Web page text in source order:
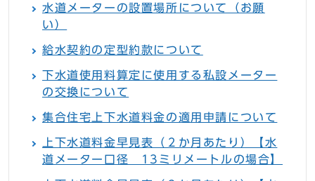
水道メーターの設置場所について（お願
い）
給水契約の定型約款について
下水道使用料算定に使用する私設メーター
の交換について
集合住宅上下水道料金の適用申請について
上下水道料金早見表（２か月あたり）【水
道メーター口径 13ミリメートルの場合】